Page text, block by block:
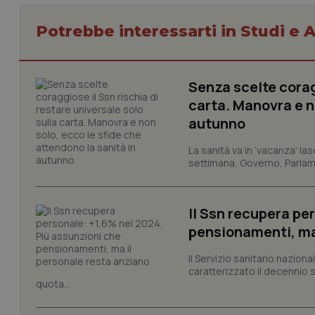
Potrebbe interessarti in Studi e
Senza scelte
carta. Manovra e
autunno
La sanità va in ‘vacanza’
settimana, Governo,
Il Ssn recupera
pensionamenti,
Il Servizio sanitario
caratterizzato il decennio
quota...
_ga_KM60CM4NPH
Nome
_ga_0VMQEQKQ1N
Nome
YSC
__Secure-
ROLLOUT_TOKEN
tracking-sites-